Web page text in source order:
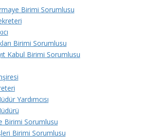
Birimi Sorumlusu
Birimi Sorumlusu
Kabul Birimi Sorumlusu
Yardımcısı
Birimi Sorumlusu
Birimi Sorumlusu